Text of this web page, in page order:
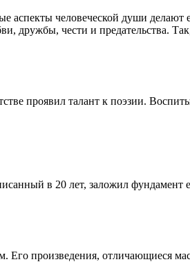
аспекты человеческой души
дружбы, чести и предательства.
проявил талант к поэзии.
в 20 лет, заложил фундамент
Его произведения, отличающиеся